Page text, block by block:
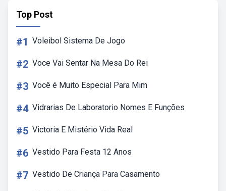
Top Post
#1 Voleibol Sistema De Jogo
#2 Voce Vai Sentar Na Mesa Do Rei
#3 Você é Muito Especial Para Mim
#4 Vidrarias De Laboratorio Nomes E Funções
#5 Victoria E Mistério Vida Real
#6 Vestido Para Festa 12 Anos
#7 Vestido De Criança Para Casamento